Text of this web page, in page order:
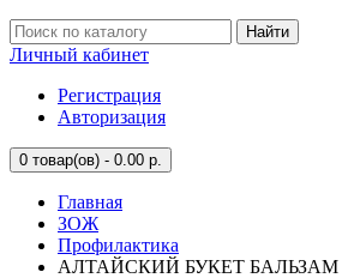
Найти
Личный кабинет
Регистрация
Авторизация
0 товар(ов) - 0.00 р.
Главная
ЗОЖ
Профилактика
АЛТАЙСКИЙ БУКЕТ